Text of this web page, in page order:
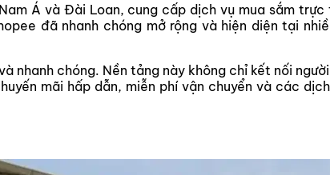
Á và Đài Loan, cung cấp dịch vụ mua sắm trực
đã nhanh chóng mở rộng và hiện diện tại
nhanh chóng. Nền tảng này không chỉ kết nối
mãi hấp dẫn, miễn phí vận chuyển và các